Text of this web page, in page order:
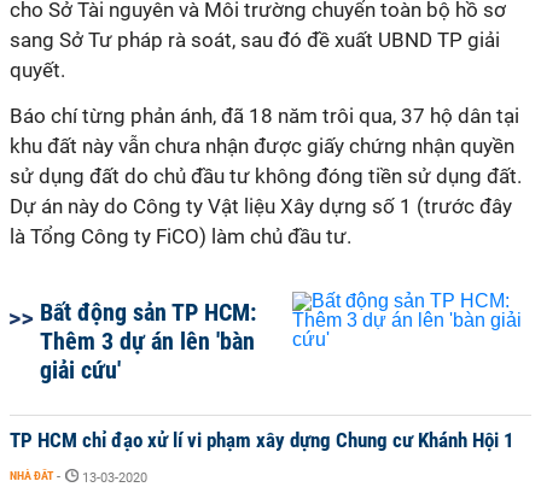
cho Sở Tài nguyên và Môi trường chuyển toàn bộ hồ sơ
sang Sở Tư pháp rà soát, sau đó đề xuất UBND TP giải
quyết.
Báo chí từng phản ánh, đã 18 năm trôi qua, 37 hộ dân tại
khu đất này vẫn chưa nhận được giấy chứng nhận quyền
sử dụng đất do chủ đầu tư không đóng tiền sử dụng đất.
Dự án này do Công ty Vật liệu Xây dựng số 1 (trước đây
là Tổng Công ty FiCO) làm chủ đầu tư.
Bất động sản TP HCM:
Thêm 3 dự án lên 'bàn
giải cứu'
TP HCM chỉ đạo xử lí vi phạm xây dựng Chung cư Khánh Hội 1
NHÀ ĐẤT - 13-03-2020